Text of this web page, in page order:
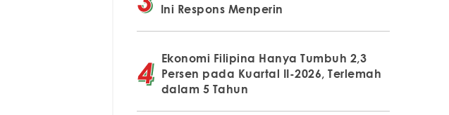
Ini Respons Menperin
Ekonomi Filipina Hanya Tumbuh 2,3
Persen pada Kuartal II-2026, Terlemah
dalam 5 Tahun